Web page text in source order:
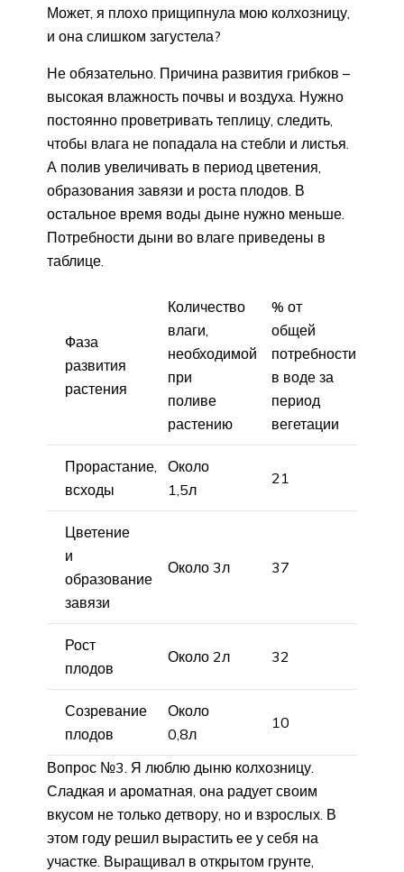
Может, я плохо прищипнула мою колхозницу,
и она слишком загустела?
Не обязательно. Причина развития грибков –
высокая влажность почвы и воздуха. Нужно
постоянно проветривать теплицу, следить,
чтобы влага не попадала на стебли и листья.
А полив увеличивать в период цветения,
образования завязи и роста плодов. В
остальное время воды дыне нужно меньше.
Потребности дыни во влаге приведены в
таблице.
Фаза
развития
растения
Количество
влаги,
необходимой
при
поливе
растению
% от
общей
потребности
в воде за
период
вегетации
Прорастание,
всходы
Около
1,5л
21
Цветение
и
образование
завязи
Около 3л 37
Рост
плодов
Около 2л 32
Созревание
плодов
Около
0,8л
10
Вопрос №3. Я люблю дыню колхозницу.
Сладкая и ароматная, она радует своим
вкусом не только детвору, но и взрослых. В
этом году решил вырастить ее у себя на
участке. Выращивал в открытом грунте,